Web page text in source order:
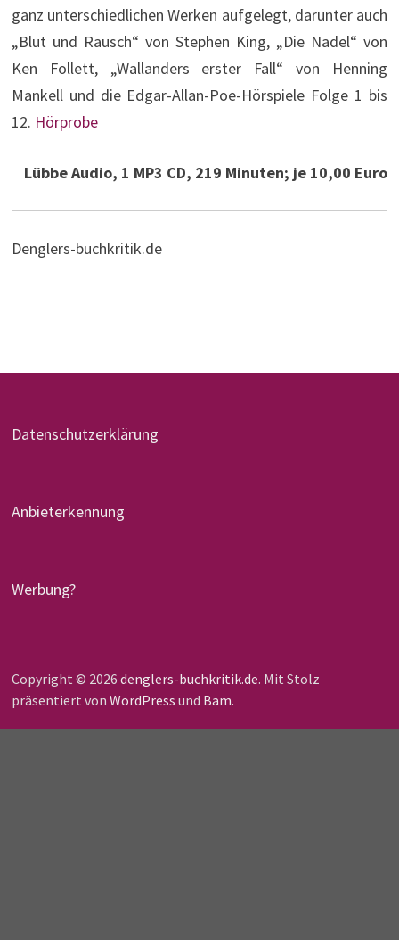
ganz unterschiedlichen Werken aufgelegt, darunter auch
„Blut und Rausch“ von Stephen King, „Die Nadel“ von
Ken Follett, „Wallanders erster Fall“ von Henning
Mankell und die Edgar-Allan-Poe-Hörspiele Folge 1 bis
12. Hörprobe
Lübbe Audio, 1 MP3 CD, 219 Minuten; je 10,00 Euro
Denglers-buchkritik.de
Datenschutzerklärung
Anbieterkennung
Werbung?
Copyright © 2026 denglers-buchkritik.de. Mit Stolz
präsentiert von WordPress und Bam.